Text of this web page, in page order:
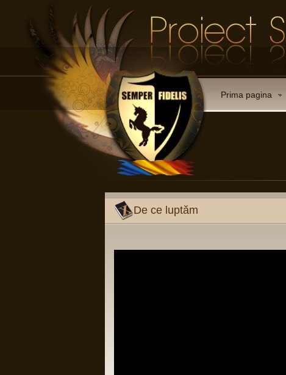
Prima pagina
De ce luptăm